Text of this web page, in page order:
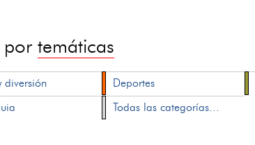
portemáticas
diversión Deportes
Todas las categorías...